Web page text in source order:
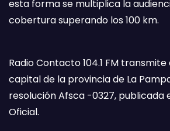
esta forma se multiplica la
cobertura superando los 100 km.
Radio Contacto 104.1 FM transmite
capital de la provincia de La
resolución Afsca -0327, publicada
Oficial.